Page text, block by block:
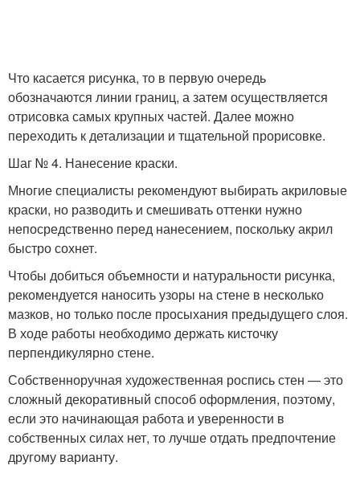
Что касается рисунка, то в первую очередь
обозначаются линии границ, а затем осуществляется
отрисовка самых крупных частей. Далее можно
переходить к детализации и тщательной прорисовке.
Шаг № 4. Нанесение краски.
Многие специалисты рекомендуют выбирать акриловые
краски, но разводить и смешивать оттенки нужно
непосредственно перед нанесением, поскольку акрил
быстро сохнет.
Чтобы добиться объемности и натуральности рисунка,
рекомендуется наносить узоры на стене в несколько
мазков, но только после просыхания предыдущего слоя.
В ходе работы необходимо держать кисточку
перпендикулярно стене.
Собственноручная художественная роспись стен — это
сложный декоративный способ оформления, поэтому,
если это начинающая работа и уверенности в
собственных силах нет, то лучше отдать предпочтение
другому варианту.